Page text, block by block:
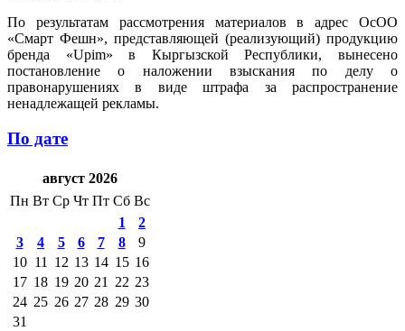
По результатам рассмотрения материалов в адрес ОсОО
«Смарт Фешн», представляющей (реализующий) продукцию
бренда «Upim» в Кыргызской Республики, вынесено
постановление о наложении взыскания по делу о
правонарушениях в виде штрафа за распространение
ненадлежащей рекламы.
По дате
август 2026
Пн Вт Ср Чт Пт Сб Вс
1
2
3
4 5 6 7 8
9
10 11 12 13 14 15 16
17 18 19 20 21 22 23
24 25 26 27 28 29 30
31